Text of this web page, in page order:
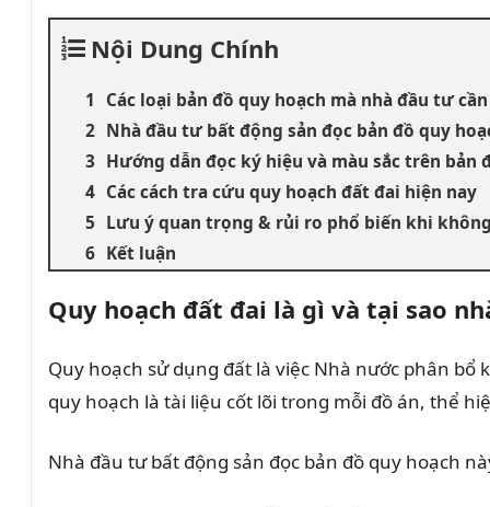
Nội Dung Chính
Các loại bản đồ quy hoạch mà nhà đầu tư
Nhà đầu tư bất động sản đọc bản đồ quy
Hướng dẫn đọc ký hiệu và màu sắc trên bản
Các cách tra cứu quy hoạch đất đai hiện nay
Lưu ý quan trọng & rủi ro phổ biến khi
Kết luận
Quy hoạch đất đai là gì và tại sao
Quy hoạch sử dụng đất là việc Nhà nước phân bổ
quy hoạch là tài liệu cốt lõi trong mỗi đồ án, thể
Nhà đầu tư bất động sản đọc bản đồ quy hoạch